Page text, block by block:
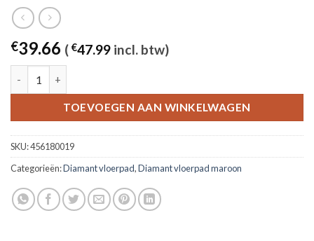
€39.66 ( €47.99 incl. btw)
TOEVOEGEN AAN WINKELWAGEN
SKU:456180019
Categorieën:Diamant vloerpad,Diamant vloerpad maroon